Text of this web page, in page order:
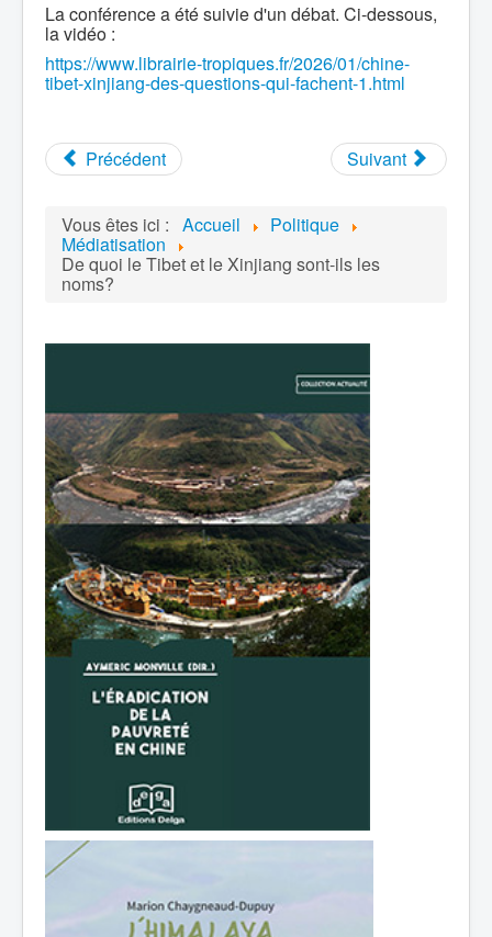
La conférence a été suivie d'un débat. Ci-dessous,
la vidéo :
https://www.librairie-tropiques.fr/2026/01/chine-
tibet-xinjiang-des-questions-qui-fachent-1.html
Précédent Suivant
Vous êtes ici : Accueil Politique
Médiatisation
De quoi le Tibet et le Xinjiang sont-ils les
noms?